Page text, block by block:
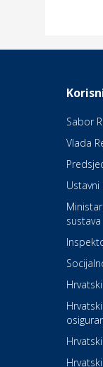
Sabor
Vlada
sustava